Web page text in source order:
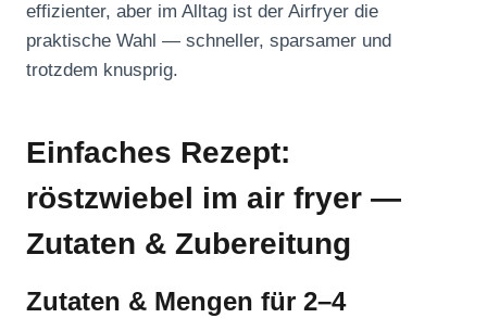
effizienter, aber im Alltag ist der Airfryer die
praktische Wahl — schneller, sparsamer und
trotzdem knusprig.
Einfaches Rezept:
röstzwiebel im air fryer —
Zutaten & Zubereitung
Zutaten & Mengen für 2–4